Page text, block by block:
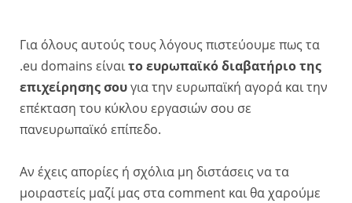
Για όλους αυτούς τους λόγους πιστεύουμε πως τα
.eu domains είναιτο ευρωπαϊκό διαβατήριο της
επιχείρησης σουγια την ευρωπαϊκή αγορά και την
επέκταση του κύκλου εργασιών σου σε
πανευρωπαϊκό επίπεδο.
Αν έχεις απορίες ή σχόλια μη διστάσεις να τα
μοιραστείς μαζί μας στα comment και θα χαρούμε